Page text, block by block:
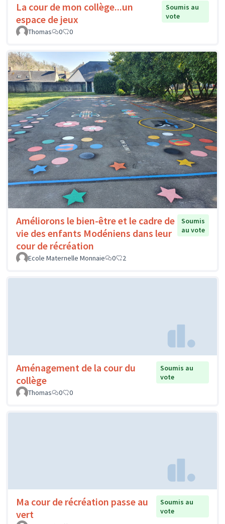
La cour de mon collège...un
espace de jeux
Soumis au
vote
Thomas
0 0
Améliorons le bien-être et le cadre de
vie des enfants Modéniens dans leur
cour de récréation
Soumis
au vote
Ecole Maternelle Monnaie 0 2
Aménagement de la cour du
collège
Soumis au
vote
Thomas
0 0
Ma cour de récréation passe au
vert
Soumis au
vote